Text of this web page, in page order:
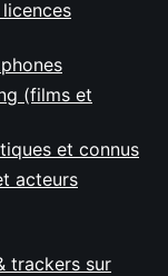
(films et
et connus
acteurs
trackers sur